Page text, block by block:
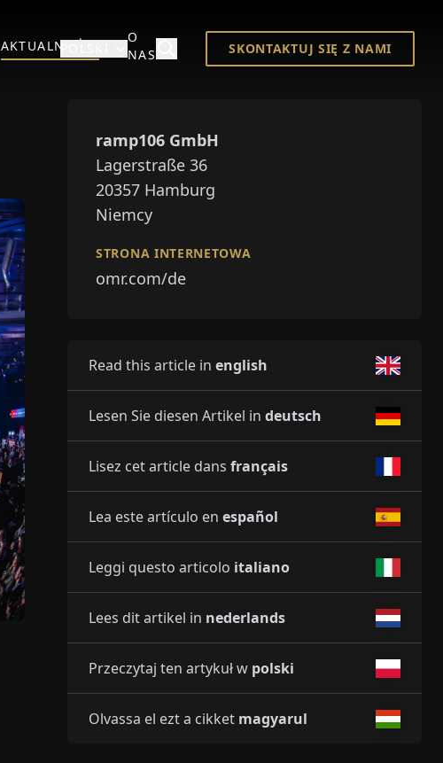
AKTUALNOŚCI
O
NAS
POLSKI SKONTAKTUJ SIĘ Z NAMI
ramp106 GmbH
⁠⁠Lagerstraße 36
20357 Hamburg
Niemcy
STRONA INTERNETOWA
omr.com/de
Read this article in english
Lesen Sie diesen Artikel in deutsch
Lisez cet article dans français
Lea este artículo en español
Leggi questo articolo italiano
Lees dit artikel in nederlands
Przeczytaj ten artykuł w polski
Olvassa el ezt a cikket magyarul